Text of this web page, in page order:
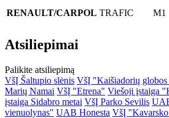
RENAULT/CARPOL TRAFIC M1
Atsiliepimai
Palikite atsiliepimą
VšĮ Šaltupio slėnis VšĮ "Kaišiadorių globos
Marių Namai VšĮ "Etrena" Viešoji įstaiga
įstaiga Sidabro metai VšĮ Parko Sevilis
vienuolynas" UAB Honesta VšĮ "Kavarsko